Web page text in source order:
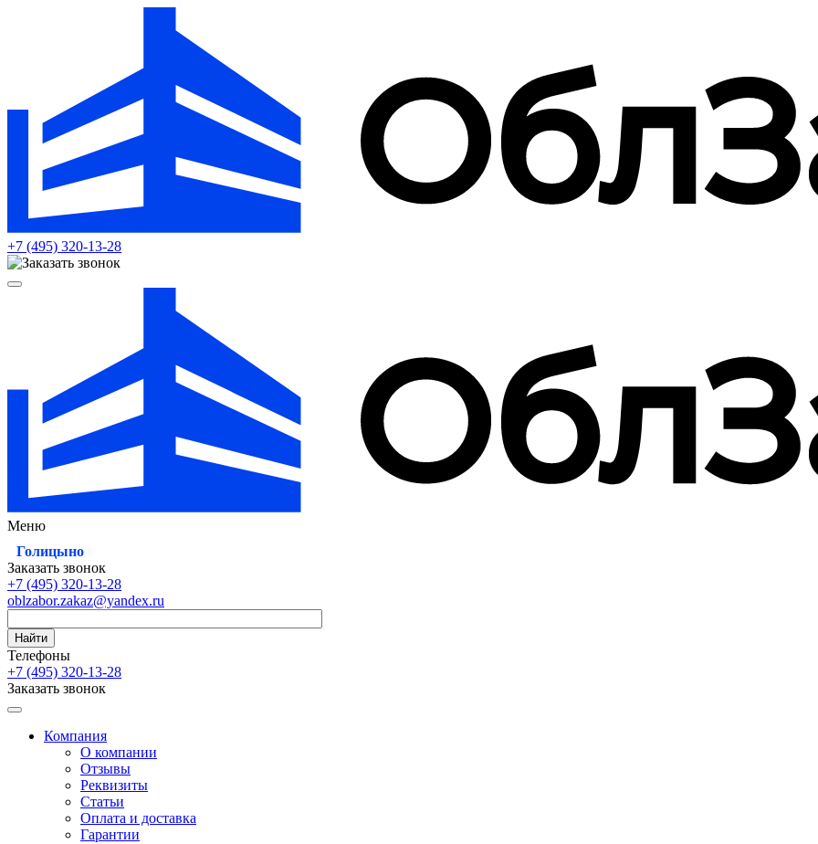
+7 (495) 320-13-28
Меню
Голицыно
Заказать звонок
+7 (495) 320-13-28
oblzabor.zakaz@yandex.ru
Найти
Телефоны
+7 (495) 320-13-28
Заказать звонок
Компания
О компании
Отзывы
Реквизиты
Статьи
Оплата и доставка
Гарантии